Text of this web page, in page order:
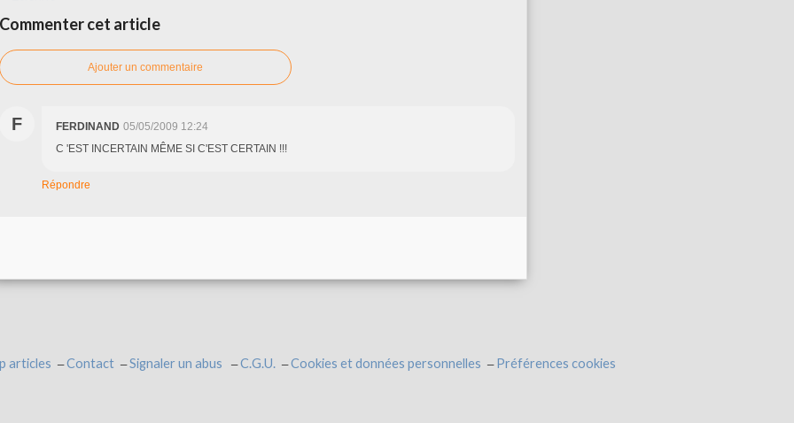
Commenter cet article
Ajouter un commentaire
F FERDINAND 05/05/2009 12:24
C 'EST INCERTAIN MÊME SI C'EST CERTAIN !!!
Répondre
articles Contact Signaler un abus C.G.U. Cookies et données personnelles Préférences cookies